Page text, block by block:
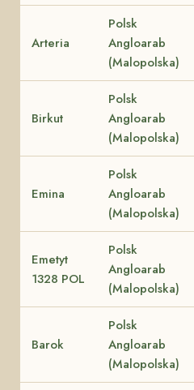
Arteria
Polsk
Angloarab
(Malopolska)
Birkut
Polsk
Angloarab
(Malopolska)
Emina
Polsk
Angloarab
(Malopolska)
Emetyt
1328 POL
Polsk
Angloarab
(Malopolska)
Barok
Polsk
Angloarab
(Malopolska)